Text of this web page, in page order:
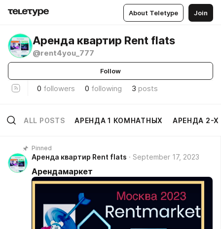
About Teletype Join
Аренда квартир Rent flats
@rent4you_777
Follow
0 followers 0 following 3 posts
ALL POSTS АРЕНДА 1 КОМНАТНЫХ АРЕНДА 2-
Pinned
Аренда квартир Rent flats September 17, 2023
Арендамаркет